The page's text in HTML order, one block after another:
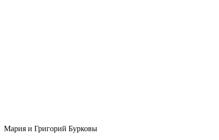
Мария и Григорий Бурковы